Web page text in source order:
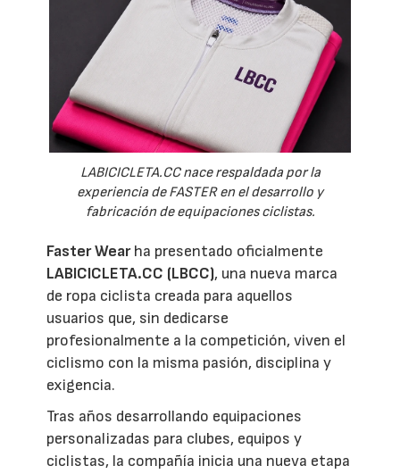
LABICICLETA.CC nace respaldada por la
experiencia de FASTER en el desarrollo y
fabricación de equipaciones ciclistas.
Faster Wearha presentado oficialmente
LABICICLETA.CC (LBCC), una nueva marca
de ropa ciclista creada para aquellos
usuarios que, sin dedicarse
profesionalmente a la competición, viven el
ciclismo con la misma pasión, disciplina y
exigencia.
Tras años desarrollando equipaciones
personalizadas para clubes, equipos y
ciclistas, la compañía inicia una nueva etapa